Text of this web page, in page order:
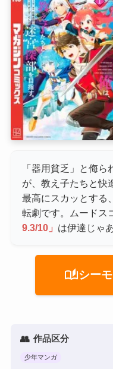
「器用貧乏」と侮
が、教え子たちと快
最高にスカッとする
転劇です。ムードス
9.3/10」 は伊達じゃ
auto_storiesシー
作品区分
少年マンガ